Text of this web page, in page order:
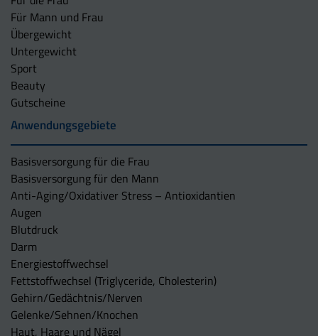
Für Mann und Frau
Übergewicht
Untergewicht
Sport
Beauty
Gutscheine
Anwendungsgebiete
Basisversorgung für die Frau
Basisversorgung für den Mann
Anti-Aging/Oxidativer Stress – Antioxidantien
Augen
Blutdruck
Darm
Energiestoffwechsel
Fettstoffwechsel (Triglyceride, Cholesterin)
Gehirn/Gedächtnis/Nerven
Gelenke/Sehnen/Knochen
Haut, Haare und Nägel